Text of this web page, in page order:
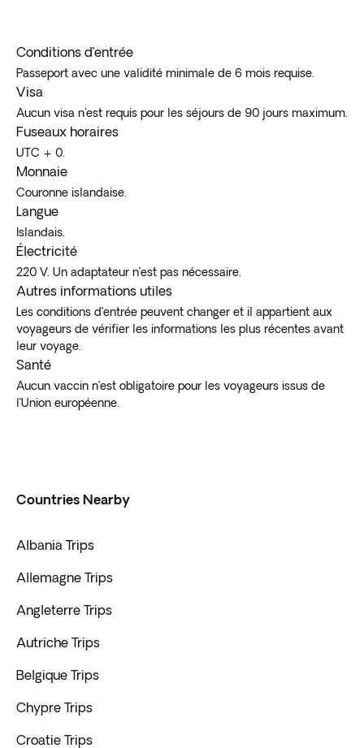
Conditions d’entrée
Passeport avec une validité minimale de 6 mois requise.
Visa
Aucun visa n'est requis pour les séjours de 90 jours maximum.
Fuseaux horaires
UTC + 0.
Monnaie
Couronne islandaise.
Langue
Islandais.
Électricité
220 V. Un adaptateur n’est pas nécessaire.
Autres informations utiles
Les conditions d’entrée peuvent changer et il appartient aux
voyageurs de vérifier les informations les plus récentes avant
leur voyage.
Santé
Aucun vaccin n’est obligatoire pour les voyageurs issus de
l’Union européenne.
Countries Nearby
Albania Trips
Allemagne Trips
Angleterre Trips
Autriche Trips
Belgique Trips
Chypre Trips
Croatie Trips